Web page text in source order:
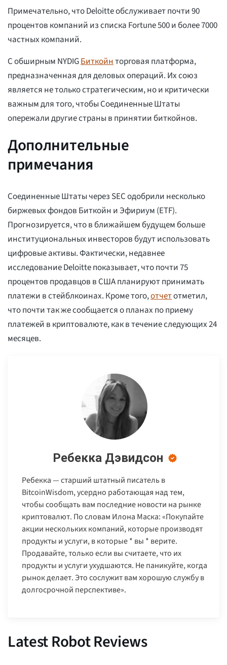
Примечательно, что Deloitte обслуживает почти 90
процентов компаний из списка Fortune 500 и более 7000
частных компаний.
С обширным NYDIGБиткойнторговая платформа,
предназначенная для деловых операций. Их союз
является не только стратегическим, но и критически
важным для того, чтобы Соединенные Штаты
опережали другие страны в принятии биткойнов.
Дополнительные
примечания
Соединенные Штаты через SEC одобрили несколько
биржевых фондов Биткойн и Эфириум (ETF).
Прогнозируется, что в ближайшем будущем больше
институциональных инвесторов будут использовать
цифровые активы. Фактически, недавнее
исследование Deloitte показывает, что почти 75
процентов продавцов в США планируют принимать
платежи в стейблкоинах. Кроме того,отчетотметил,
что почти так же сообщается о планах по приему
платежей в криптовалюте, как в течение следующих 24
месяцев.
Ребекка Дэвидсон
Ребекка — старший штатный писатель в
BitcoinWisdom, усердно работающая над тем,
чтобы сообщать вам последние новости на рынке
криптовалют. По словам Илона Маска: «Покупайте
акции нескольких компаний, которые производят
продукты и услуги, в которые * вы * верите.
Продавайте, только если вы считаете, что их
продукты и услуги ухудшаются. Не паникуйте, когда
рынок делает. Это сослужит вам хорошую службу в
долгосрочной перспективе».
Latest Robot Reviews